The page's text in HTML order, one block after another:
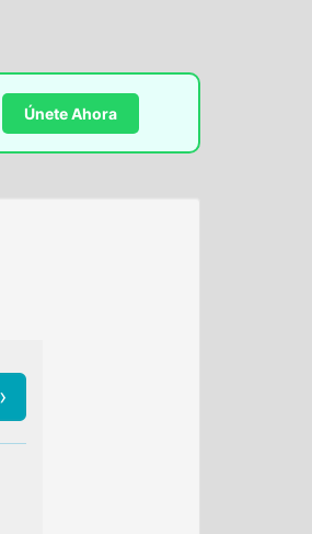
Únete Ahora